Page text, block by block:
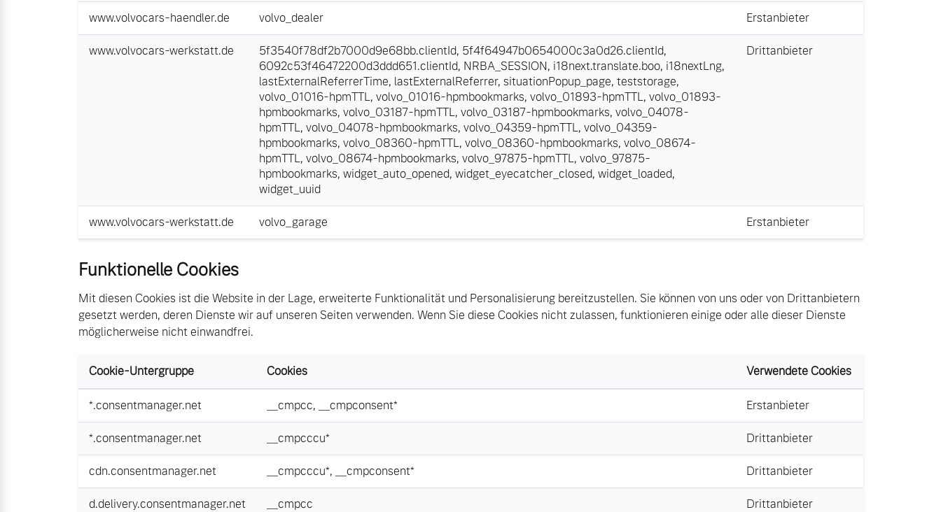
www.volvocars-haendler.de volvo_dealer Erstanbieter
www.volvocars-werkstatt.de 5f3540f78df2b7000d9e68bb.clientId, 5f4f64947b0654000c3a0d26.clientId,
6092c53f46472200d3ddd651.clientId, NRBA_SESSION, i18next.translate.boo, i18nextLng,
lastExternalReferrerTime, lastExternalReferrer, situationPopup_page, teststorage,
volvo_01016-hpmTTL, volvo_01016-hpmbookmarks, volvo_01893-hpmTTL, volvo_01893-
hpmbookmarks, volvo_03187-hpmTTL, volvo_03187-hpmbookmarks, volvo_04078-
hpmTTL, volvo_04078-hpmbookmarks, volvo_04359-hpmTTL, volvo_04359-
hpmbookmarks, volvo_08360-hpmTTL, volvo_08360-hpmbookmarks, volvo_08674-
hpmTTL, volvo_08674-hpmbookmarks, volvo_97875-hpmTTL, volvo_97875-
hpmbookmarks, widget_auto_opened, widget_eyecatcher_closed, widget_loaded,
widget_uuid
Drittanbieter
www.volvocars-werkstatt.de volvo_garage Erstanbieter
Funktionelle Cookies
Mit diesen Cookies ist die Website in der Lage, erweiterte Funktionalität und Personalisierung bereitzustellen. Sie können von uns oder von Drittanbietern
gesetzt werden, deren Dienste wir auf unseren Seiten verwenden. Wenn Sie diese Cookies nicht zulassen, funktionieren einige oder alle dieser Dienste
möglicherweise nicht einwandfrei.
Cookie-Untergruppe Cookies Verwendete Cookies
*.consentmanager.net __cmpcc, __cmpconsent* Erstanbieter
*.consentmanager.net __cmpcccu* Drittanbieter
cdn.consentmanager.net __cmpcccu*, __cmpconsent* Drittanbieter
d.delivery.consentmanager.net __cmpcc Drittanbieter